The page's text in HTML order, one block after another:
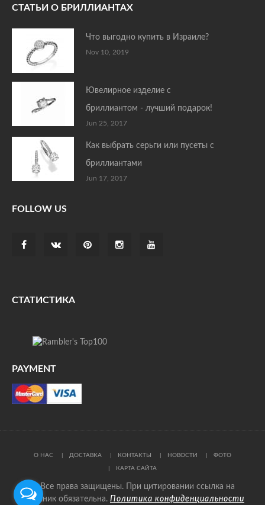
СТАТЬИ О БРИЛЛИАНТАХ
Что выгодно купить в Израиле?
Nov 10, 2019
Ювелирное изделие с
бриллиантом - лучший подарок!
Jun 25, 2017
Как выбрать серьги или пусеты с
бриллиантами
Jun 17, 2017
FOLLOW US
СТАТИСТИКА
PAYMENT
О НАС ДОСТАВКА КОНТАКТЫ НОВОСТИ ФОТО
КАРТА САЙТА
© Все права защищены. При цитировании ссылка на
источник обязательна. Политика конфиденциальности